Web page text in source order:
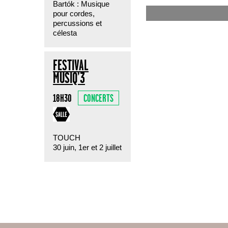
Bartók : Musique
pour cordes,
percussions et
célesta
FESTIVAL
MUSIQ’3
18H30 CONCERTS
TOUCH
30 juin, 1er et 2 juillet